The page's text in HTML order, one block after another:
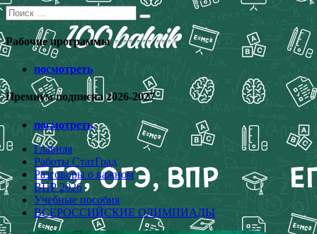
Поиск
для:
Рабочие программы
посмотреть
Премиум подписка 2026-2027
посмотреть
Главная
Работы СтатГрад
Разговоры о важном
ВПР 2026
Учебные пособия
ВСЕРОССИЙСКИЕ ОЛИМПИАДЫ